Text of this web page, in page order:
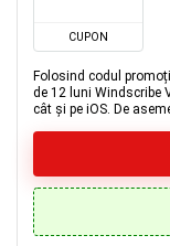
CUPON
Folosind codul
de 12 luni Windscribe
cât și pe iOS. De